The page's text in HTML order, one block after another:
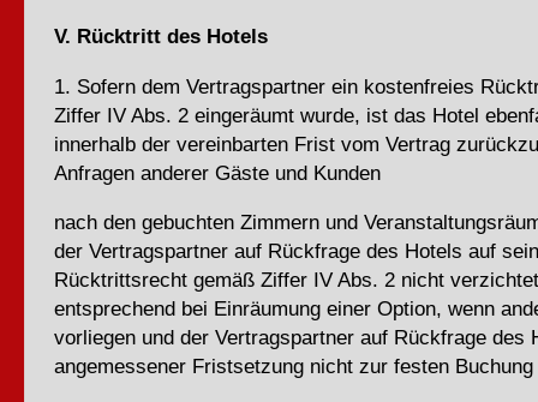
V. Rücktritt des Hotels
1. Sofern dem Vertragspartner ein kostenfreies
Ziffer IV Abs. 2 eingeräumt wurde, ist das Hotel
innerhalb der vereinbarten Frist vom Vertrag
Anfragen anderer Gäste und Kunden
nach den gebuchten Zimmern und
der Vertragspartner auf Rückfrage des Hotels auf
Rücktrittsrecht gemäß Ziffer IV Abs. 2 nicht
entsprechend bei Einräumung einer Option, wenn
vorliegen und der Vertragspartner auf Rückfrage des
angemessener Fristsetzung nicht zur festen